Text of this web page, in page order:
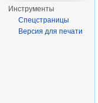
Инструменты
Спецстраницы
Версия для печати